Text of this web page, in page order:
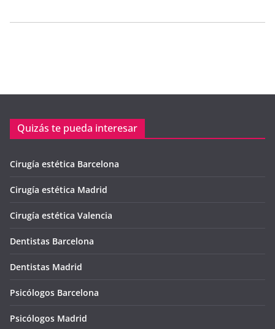
Quizás te pueda interesar
Cirugía estética Barcelona
Cirugía estética Madrid
Cirugía estética Valencia
Dentistas Barcelona
Dentistas Madrid
Psicólogos Barcelona
Psicólogos Madrid